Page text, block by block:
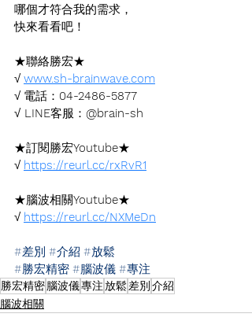
哪個才符合我的需求，
快來看看吧！
★聯絡勝宏★
√ www.sh-brainwave.com
√ 電話： 04-2486-5877
√ LINE客服： @brain-sh
★訂閱勝宏Youtube★
√ https://reurl.cc/rxRvR1
★腦波相關Youtube★
√ https://reurl.cc/NXMeDn
#差別 #介紹 #放鬆
#勝宏精密 #腦波儀 #專注
勝宏精密腦波儀專注放鬆差別介紹
腦波相關